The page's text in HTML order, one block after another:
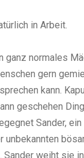
in Arbeit.
ganz normales
gern
kann.
geschehen
Sander,
unbekannten
weiht sie